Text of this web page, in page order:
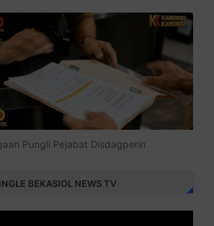
Pungli Pejabat Disdagperin
BEKASIOL NEWS TV